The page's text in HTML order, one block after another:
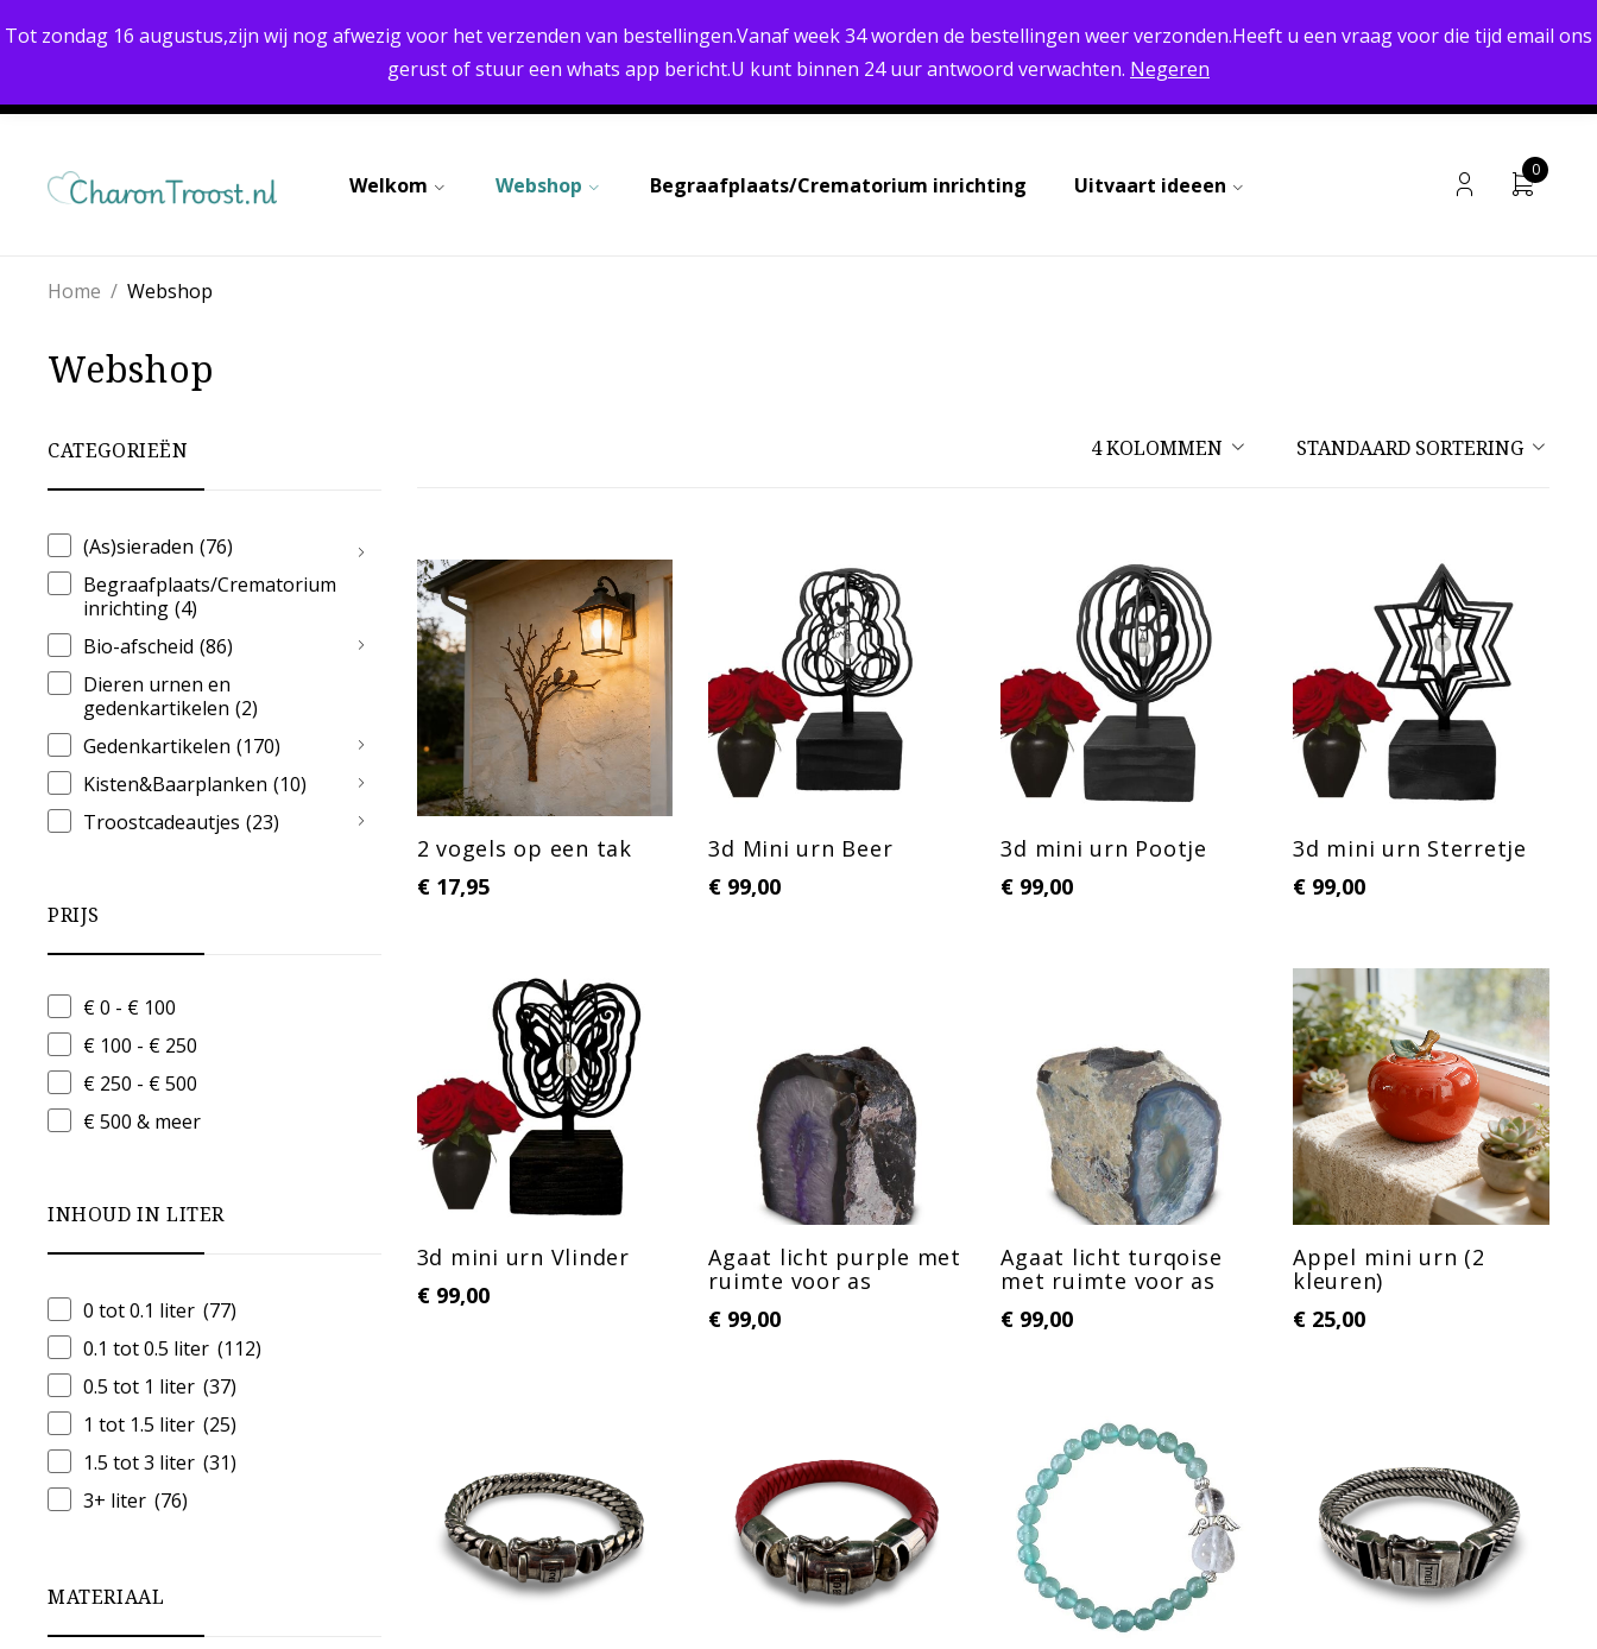
Tot zondag 16 augustus,zijn wij nog afwezig voor het verzenden van bestellingen.Vanaf week 34 worden de bestellingen weer verzonden.Heeft u een vraag voor die tijd email ons
gerust of stuur een whats app bericht.U kunt binnen 24 uur antwoord verwachten. Negeren
UITSTEKENDE KWALITEIT PERSOONLIJK ADVIES BREED ASSORTIMENT
RETOURNEREN MOGELIJK
SNELLE LEVERING
Welkom Webshop Begraafplaats/Crematorium inrichting Uitvaart ideeen
0
Webshop
Home / Webshop
CATEGORIEËN
(As)sieraden (76)
Begraafplaats/Crematorium
inrichting (4)
Bio-afscheid (86)
Dieren urnen en
gedenkartikelen (2)
Gedenkartikelen (170)
Kisten&Baarplanken (10)
Troostcadeautjes (23)
PRIJS
€ 0 - € 100
€ 100 - € 250
€ 250 - € 500
€ 500 & meer
INHOUD IN LITER
0 tot 0.1 liter (77)
0.1 tot 0.5 liter (112)
0.5 tot 1 liter (37)
1 tot 1.5 liter (25)
1.5 tot 3 liter (31)
3+ liter (76)
MATERIAAL
4 KOLOMMEN STANDAARD SORTERING
2 vogels op een tak
€17,95
3d Mini urn Beer
€ 99,00
3d mini urn Pootje
€ 99,00
3d mini urn Sterretje
€ 99,00
3d mini urn Vlinder
€99,00
Agaat licht purple met
ruimte voor as
€ 99,00
Agaat licht turqoise
met ruimte voor as
€ 99,00
Appel mini urn (2
kleuren)
€ 25,00